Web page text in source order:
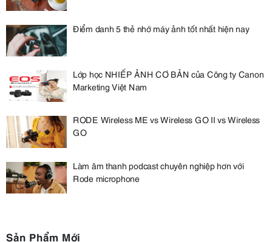
Điểm danh 5 thẻ nhớ máy ảnh tốt nhất hiện nay
Lớp học NHIẾP ẢNH CƠ BẢN của Công ty Canon
Marketing Việt Nam
RODE Wireless ME vs Wireless GO II vs Wireless
GO
Làm âm thanh podcast chuyên nghiệp hơn với
Rode microphone
Sản Phẩm Mới